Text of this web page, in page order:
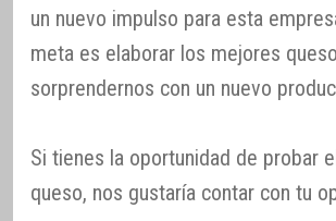
un nuevo impulso para esta
meta es elaborar los mejores
sorprendernos con un nuevo
Si tienes la oportunidad de probar
queso, nos gustaría contar con tu